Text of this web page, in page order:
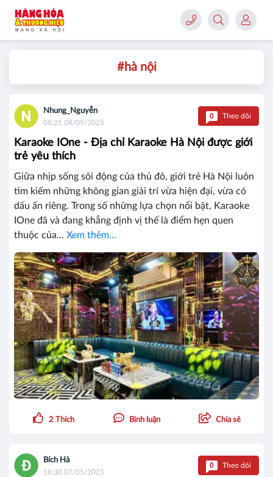
#hà nội
Nhung_Nguyễn
08:21 08/09/2025
0 Theo dõi
Karaoke IOne - Địa chỉ Karaoke Hà Nội được giới
trẻ yêu thích
Giữa nhịp sống sôi động của thủ đô, giới trẻ Hà Nội luôn
tìm kiếm những không gian giải trí vừa hiện đại, vừa có
dấu ấn riêng. Trong số những lựa chọn nổi bật, Karaoke
IOne đã và đang khẳng định vị thế là điểm hẹn quen
thuộc của... Xem thêm...
2 Thích Bình luận Chia sẻ
Bích Hà
18:30 07/05/2025
0 Theo dõi